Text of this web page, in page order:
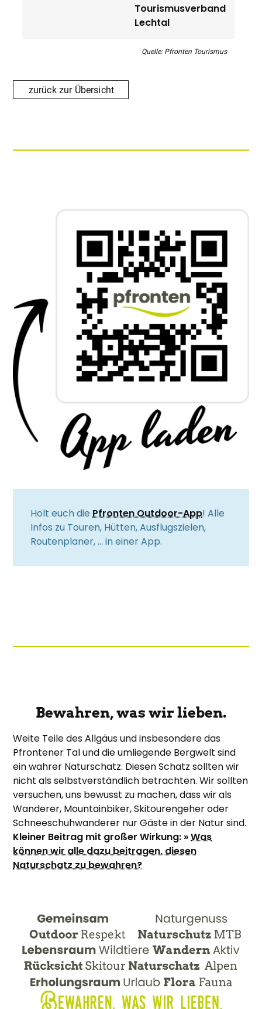
Tourismusverband
Lechtal
Quelle: Pfronten Tourismus
zurück zur Übersicht
Holt euch diePfronten Outdoor-App! Alle
Infos zu Touren, Hütten, Ausflugszielen,
Routenplaner, … in einer App.
Bewahren, was wir lieben.
Weite Teile des Allgäus und insbesondere das
Pfrontener Tal und die umliegende Bergwelt sind
ein wahrer Naturschatz. Diesen Schatz sollten wir
nicht als selbstverständlich betrachten. Wir sollten
versuchen, uns bewusst zu machen, dass wir als
Wanderer, Mountainbiker, Skitourengeher oder
Schneeschuhwanderer nur Gäste in der Natur sind.
Kleiner Beitrag mit großer Wirkung: »Was
können wir alle dazu beitragen, diesen
Naturschatz zu bewahren?